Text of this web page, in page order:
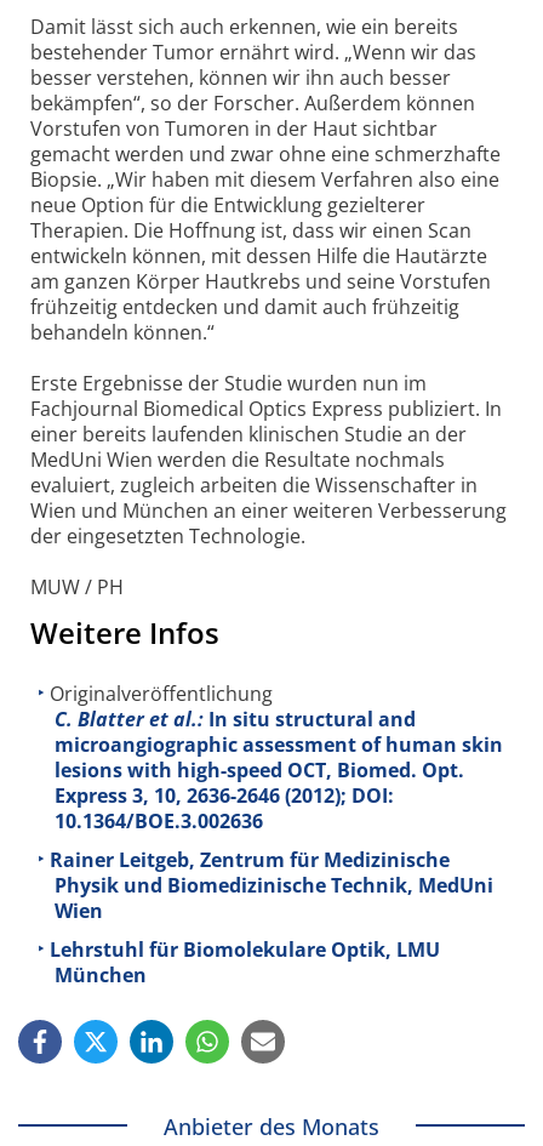
Damit lässt sich auch erkennen, wie ein bereits
bestehender Tumor ernährt wird. „Wenn wir das
besser verstehen, können wir ihn auch besser
bekämpfen“, so der Forscher. Außerdem können
Vorstufen von Tumoren in der Haut sichtbar
gemacht werden und zwar ohne eine schmerzhafte
Biopsie. „Wir haben mit diesem Verfahren also eine
neue Option für die Entwicklung gezielterer
Therapien. Die Hoffnung ist, dass wir einen Scan
entwickeln können, mit dessen Hilfe die Hautärzte
am ganzen Körper Hautkrebs und seine Vorstufen
frühzeitig entdecken und damit auch frühzeitig
behandeln können.“
Erste Ergebnisse der Studie wurden nun im
Fachjournal Biomedical Optics Express publiziert. In
einer bereits laufenden klinischen Studie an der
MedUni Wien werden die Resultate nochmals
evaluiert, zugleich arbeiten die Wissenschafter in
Wien und München an einer weiteren Verbesserung
der eingesetzten Technologie.
MUW / PH
Weitere Infos
Originalveröffentlichung
C. Blatter et al.: In situ structural and
microangiographic assessment of human skin
lesions with high-speed OCT, Biomed. Opt.
Express3, 10, 2636-2646 (2012); DOI:
10.1364/BOE.3.002636
Rainer Leitgeb, Zentrum für Medizinische
Physik und Biomedizinische Technik, MedUni
Wien
Lehrstuhl für Biomolekulare Optik, LMU
München
Anbieter des Monats